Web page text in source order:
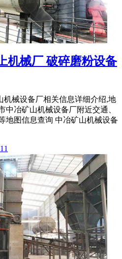
机械厂 破碎磨粉设备
机械设备厂相关信息详细介绍,地
中冶矿山机械设备厂附近交通、
地图信息查询 中冶矿山机械设备